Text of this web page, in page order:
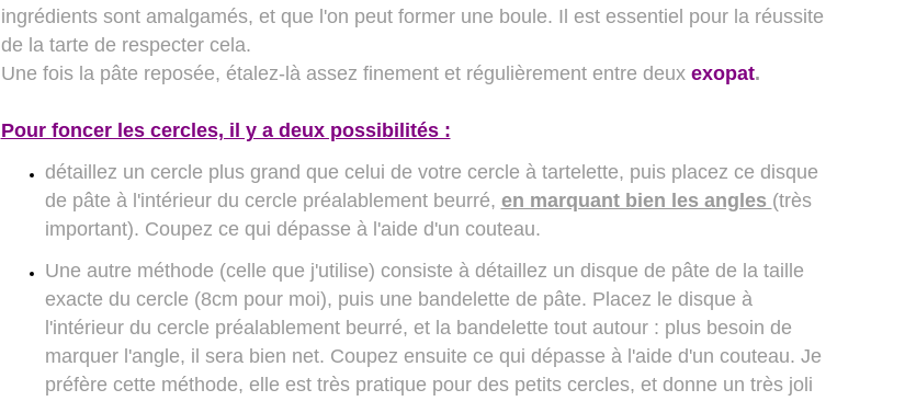
ingrédients sont amalgamés, et que l'on peut former une boule. Il est essentiel pour la réussite
de la tarte de respecter cela.
Une fois la pâte reposée, étalez-là assez finement et régulièrement entre deux exopat.
Pour foncer les cercles, il y a deux possibilités :
détaillez un cercle plus grand que celui de votre cercle à tartelette, puis placez ce disque
de pâte à l'intérieur du cercle préalablement beurré, en marquant bien les angles (très
important). Coupez ce qui dépasse à l'aide d'un couteau.
Une autre méthode (celle que j'utilise) consiste à détaillez un disque de pâte de la taille
exacte du cercle (8cm pour moi), puis une bandelette de pâte. Placez le disque à
l'intérieur du cercle préalablement beurré, et la bandelette tout autour : plus besoin de
marquer l'angle, il sera bien net. Coupez ensuite ce qui dépasse à l'aide d'un couteau. Je
préfère cette méthode, elle est très pratique pour des petits cercles, et donne un très joli